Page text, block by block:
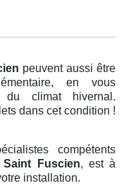
peuvent aussi être
en vous
du climat hivernal.
dans cet condition !
compétents
Fuscien, est à
installation.